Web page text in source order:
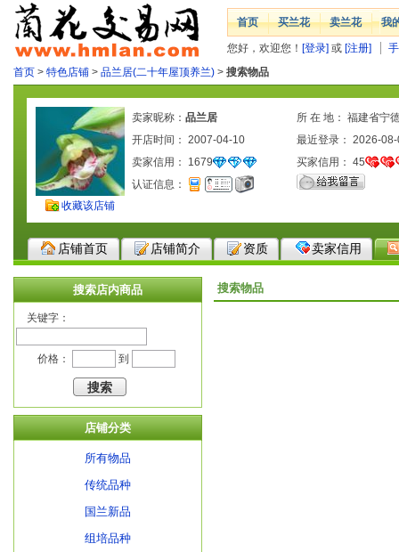
首页 买兰花 卖兰花 我
您好，欢迎您！ [登录] 或 [注册]
首页 > 特色店铺 > 品兰居(二十年屋顶养兰) > 搜索物品
收藏该店铺
卖家昵称： 品兰居
所 在 地： 福建省宁
开店时间： 2007-04-10
最近登录： 2026-
卖家信用： 1679 买家信用： 45
认证信息：
店铺首页 店铺简介 资质 卖家信用
搜索店内商品
关键字：
价格： 到
店铺分类
所有物品
传统品种
国兰新品
组培品种
搜索物品